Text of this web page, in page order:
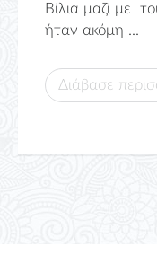
Βίλια μαζί με
ήταν ακόμη ...
Διάβασε